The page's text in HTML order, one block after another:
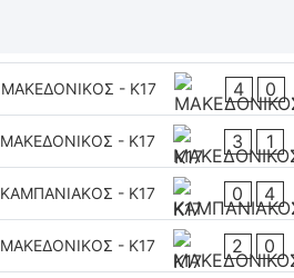
ΜΑΚΕΔΟΝΙΚΟΣ - K17 4 0
ΜΑΚΕΔΟΝΙΚΟΣ - K17 3 1
ΚΑΜΠΑΝΙΑΚΟΣ - K17 0 4
ΜΑΚΕΔΟΝΙΚΟΣ - K17 2 0